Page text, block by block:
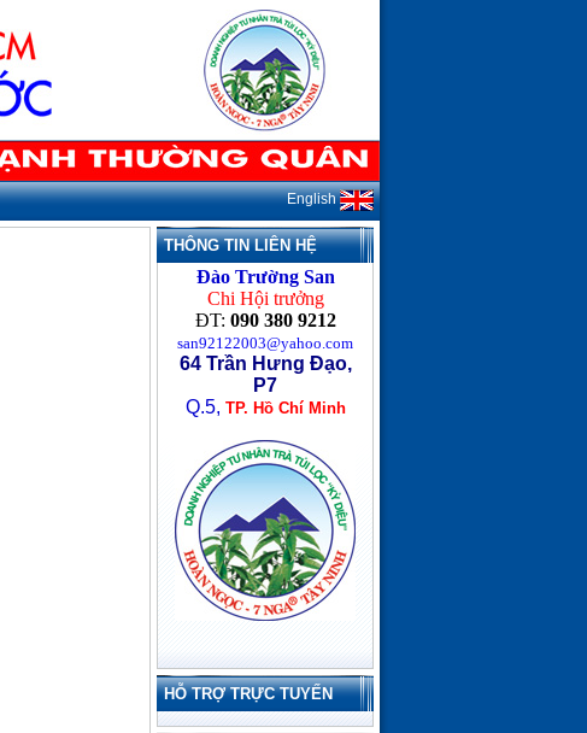
English
THÔNG TIN LIÊN HỆ
Đào Trường San
Chi Hội trưởng
ĐT: 090 380 9212
san92122003@yahoo.com
64 Trần Hưng Đạo,
P7
Q.5, TP. Hồ Chí Minh
HỖ TRỢ TRỰC TUYẾN